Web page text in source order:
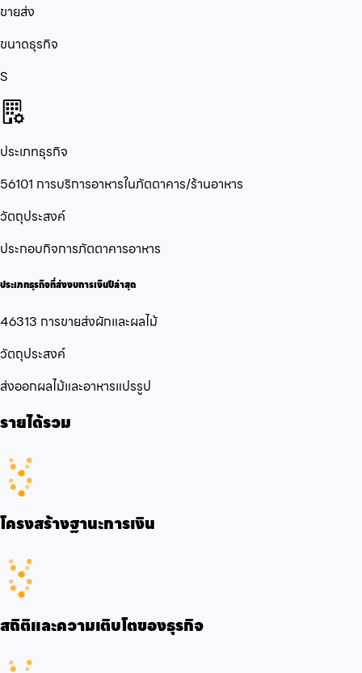
ขายส่ง
ขนาดธุรกิจ
S
ประเภทธุรกิจ
56101 การบริการอาหารในภัตตาคาร/ร้านอาหาร
วัตถุประสงค์
ประกอบกิจการภัตตาคารอาหาร
ประเภทธุรกิจที่ส่งงบการเงินปีล่าสุด
46313 การขายส่งผักและผลไม้
วัตถุประสงค์
ส่งออกผลไม้และอาหารแปรรูป
รายได้รวม
โครงสร้างฐานะการเงิน
สถิติและความเติบโตของธุรกิจ